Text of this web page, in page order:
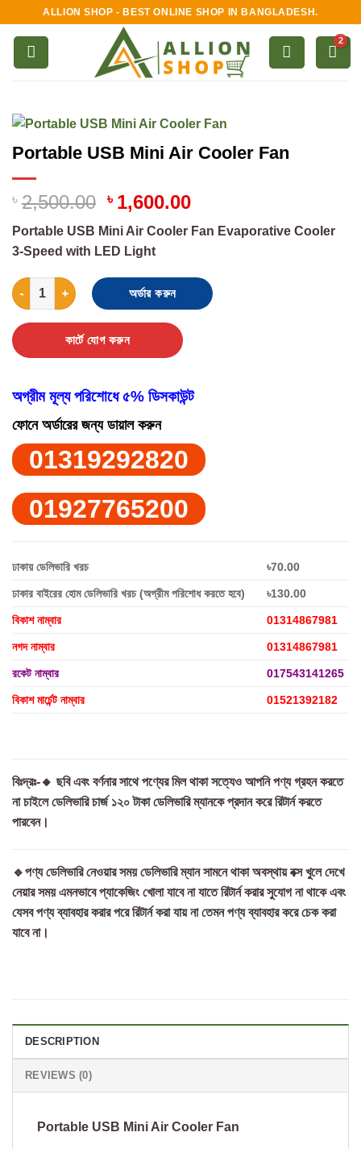
content
ALLION SHOP - BEST ONLINE SHOP IN BANGLADESH.
Portable USB Mini Air Cooler Fan
৳ 2,500.00 ৳ 1,600.00
Portable USB Mini Air Cooler Fan Evaporative Cooler
3-Speed with LED Light
Portable USB Mini Air Cooler Fan quantity
অর্ডার করুন
কার্টে যোগ করুন
অগ্রীম মূল্য পরিশোধে ৫% ডিসকাউন্ট
ফোনে অর্ডারের জন্য ডায়াল করুন
01319292820
01927765200
ঢাকায় ডেলিভারি খরচ ৳70.00
ঢাকার বাইরের হোম ডেলিভারি খরচ (অগ্রীম পরিশোধ করতে হবে) ৳130.00
বিকাশ নাম্বার 01314867981
নগদ নাম্বার 01314867981
রকেট নাম্বার 017543141265
বিকাশ মার্চেন্ট নাম্বার 01521392182
বিঃদ্রঃ-🔸 ছবি এবং বর্ণনার সাথে পণ্যের মিল থাকা সত্যেও আপনি পণ্য গ্রহন করতে
না চাইলে ডেলিভারি চার্জ ১২০ টাকা ডেলিভারি ম্যানকে প্রদান করে রিটার্ন করতে
পারবেন।
🔹পণ্য ডেলিভারি নেওয়ার সময় ডেলিভারি ম্যান সামনে থাকা অবস্থায় বক্স খুলে দেখে
নেয়ার সময় এমনভাবে প্যাকেজিং খোলা যাবে না যাতে রিটার্ন করার সুযোগ না থাকে এবং
যেসব পণ্য ব্যাবহার করার পরে রিটার্ন করা যায় না তেমন পণ্য ব্যাবহার করে চেক করা
যাবে না।
DESCRIPTION
REVIEWS (0)
Portable USB Mini Air Cooler Fan